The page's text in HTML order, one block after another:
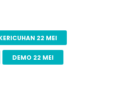
22 MEI
DEMO 22 MEI